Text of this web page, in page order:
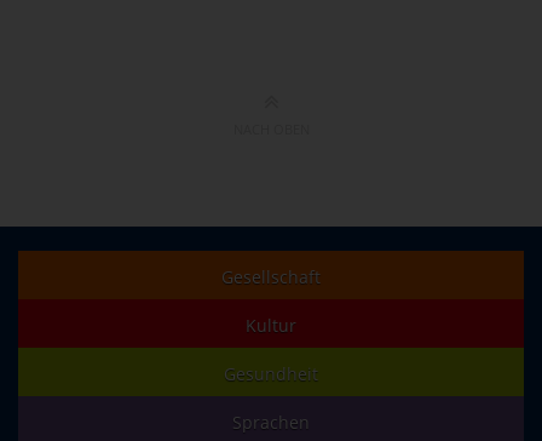
Gesellschaft
Kultur
Gesundheit
Sprachen